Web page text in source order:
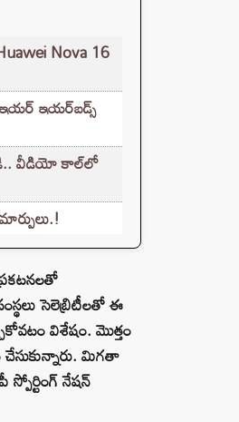
Nova 16
ఇయర్ ఇయర్‌బడ్స్
వీడియో కాల్‌లో
సెలెబ్రిటీలతో ఈ
విశేషం. మొత్తం
మిగతా
నేషన్‌